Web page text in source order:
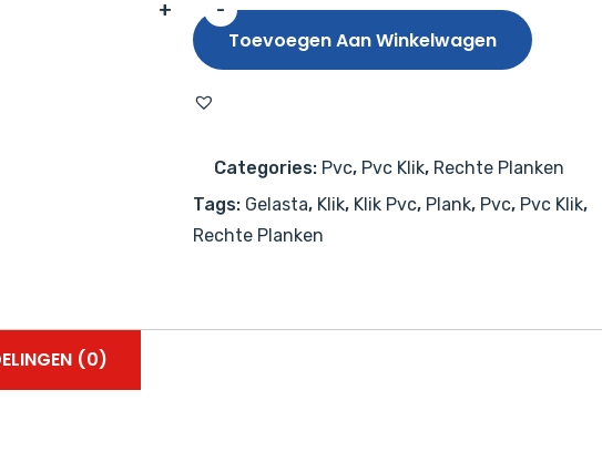
-
Gelasta
Firmfit
6005
click)
Natural
Oak
aantal
+
Toevoegen Aan Winkelwagen
Categories: Pvc, Pvc Klik, Rechte Planken
Tags: Gelasta, Klik, Klik Pvc, Plank, Pvc, Pvc Klik,
Rechte Planken
(0)